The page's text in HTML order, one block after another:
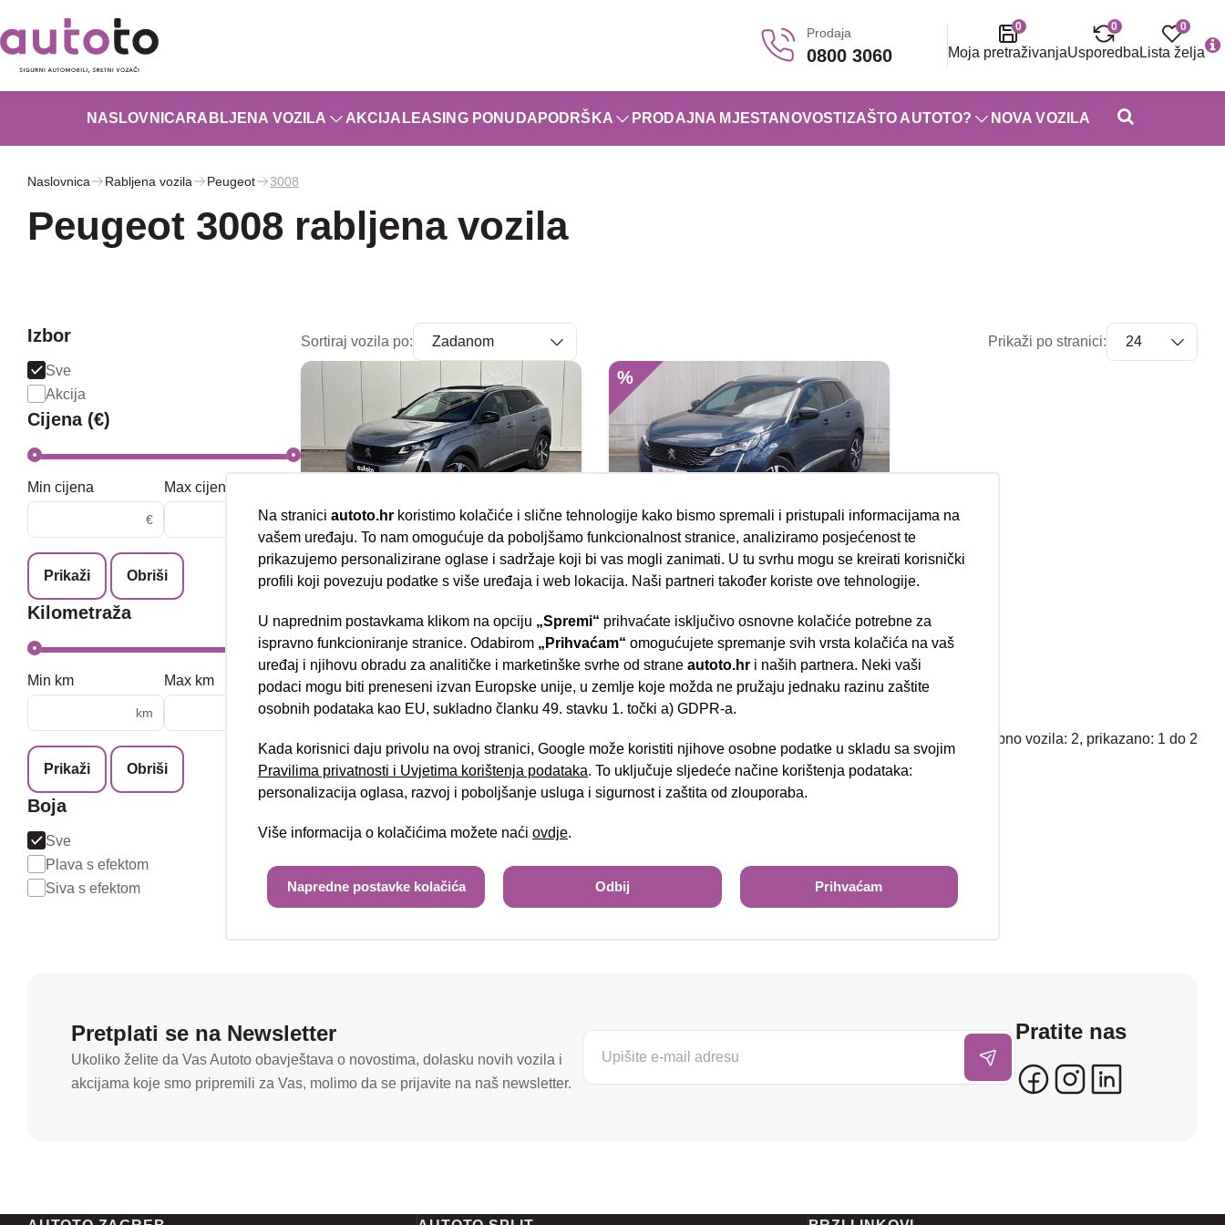
Prodaja
0800 3060
0
Moja pretraživanja
0
Usporedba
0
Lista želja
NASLOVNICA RABLJENA VOZILA AKCIJA LEASING PONUDA PODRŠKA PRODAJNA MJESTA NOVOSTI ZAŠTO AUTOTO? NOVA VOZILA
Naslovnica Rabljena vozila Peugeot 3008
Peugeot 3008 rabljena vozila
Izbor
Sve
Akcija
Cijena (€)
Min cijena
€
Max cijena
€
Prikaži Obriši
Kilometraža
Min km
km
Max km
km
Prikaži Obriši
Boja
Sve
Plava s efektom
Siva s efektom
Sortiraj vozila po: Prikaži po stranici:
Peugeot 3008 1.5 HDI
Automatic GT-line
74.244 km
Diesel
96 kW / 131 ks
Jamstvo
24.730,00 €
(nije u PDV-u)
%
Peugeot 3008 1.5 HDI GT-
line Automatic
117.231 km
Diesel
96 kW / 131 ks
22.500,00 €
21.300,00 €
Ukupno vozila: 2, prikazano: 1 do 2
Pretplati se na Newsletter
Ukoliko želite da Vas Autoto obavještava o novostima, dolasku novih vozila i
akcijama koje smo pripremili za Vas, molimo da se prijavite na naš newsletter.
Pratite nas
Nova lokacija - Slavonska avenija 102, Resnik
Traži
Na stranici autoto.hr koristimo kolačiće i slične tehnologije kako bismo spremali i pristupali informacijama na
vašem uređaju. To nam omogućuje da poboljšamo funkcionalnost stranice, analiziramo posjećenost te
prikazujemo personalizirane oglase i sadržaje koji bi vas mogli zanimati. U tu svrhu mogu se kreirati korisnički
profili koji povezuju podatke s više uređaja i web lokacija. Naši partneri također koriste ove tehnologije.
U naprednim postavkama klikom na opciju „Spremi“ prihvaćate isključivo osnovne kolačiće potrebne za
ispravno funkcioniranje stranice. Odabirom „Prihvaćam“ omogućujete spremanje svih vrsta kolačića na vaš
uređaj i njihovu obradu za analitičke i marketinške svrhe od strane autoto.hr i naših partnera. Neki vaši
podaci mogu biti preneseni izvan Europske unije, u zemlje koje možda ne pružaju jednaku razinu zaštite
osobnih podataka kao EU, sukladno članku 49. stavku 1. točki a) GDPR-a.
Kada korisnici daju privolu na ovoj stranici, Google može koristiti njihove osobne podatke u skladu sa svojim
Pravilima privatnosti i Uvjetima korištenja podataka. To uključuje sljedeće načine korištenja podataka:
personalizacija oglasa, razvoj i poboljšanje usluga i sigurnost i zaštita od zlouporaba.
Više informacija o kolačićima možete naći ovdje.
Napredne postavke kolačića Odbij Prihvaćam